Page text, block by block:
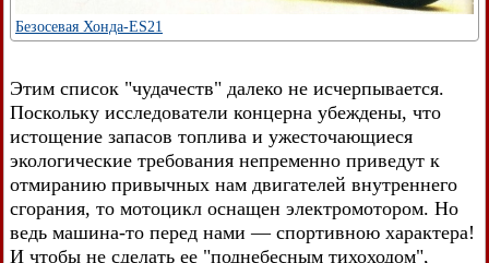
Безосевая Хонда-ES21
Этим список "чудачеств" далеко не исчерпывается.
Поскольку исследователи концерна убеждены, что
истощение запасов топлива и ужесточающиеся
экологические требования непременно приведут к
отмиранию привычных нам двигателей внутреннего
сгорания, то мотоцикл оснащен электромотором. Но
ведь машина-то перед нами — спортивною характера!
И чтобы не сделать ее "поднебесным тихоходом",